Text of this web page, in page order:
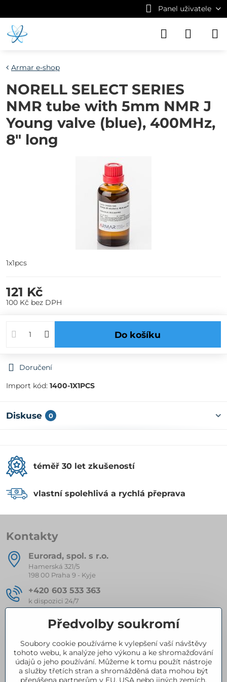
Panel uživatele
Armar e-shop
NORELL SELECT SERIES
NMR tube with 5mm NMR J
Young valve (blue), 400MHz,
8" long
1x1pcs
121 Kč
100 Kč bez DPH
Do košíku
Doručení
Import kód: 1400-1X1PCS
Diskuse 0
téměř 30 let zkušeností
vlastní spolehlivá a rychlá přeprava
Kontakty
Eurorad, spol​. s r​.o​.
Hamerská 321/5
198 00 Praha 9 - Kyje
+420 603 533 363
k dispozici 24/7
eurorad​@seznam​.cz
Kompletní nabídka produktů
Předvolby soukromí
Soubory cookie používáme k vylepšení vaší návštěvy
tohoto webu, k analýze jeho výkonu a ke shromažďování
údajů o jeho používání. Můžeme k tomu použít nástroje
a služby třetích stran a shromážděná data mohou být
přenášena partnerům v EU, USA nebo jiných zemích.